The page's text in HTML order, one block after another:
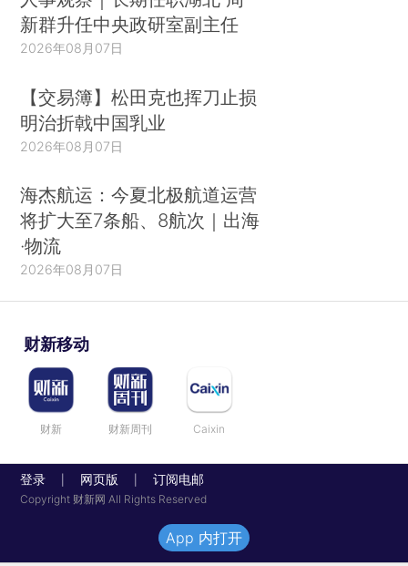
新群升任中央政研室副主任
2026年08月07日
【交易簿】松田克也挥刀止损
明治折戟中国乳业
2026年08月07日
海杰航运：今夏北极航道运营
将扩大至7条船、8航次｜出海
·物流
2026年08月07日
财新移动
财新 财新周刊 Caixin
登录 网页版 订阅电邮
Copyright 财新网 All Rights Reserved
App 内打开